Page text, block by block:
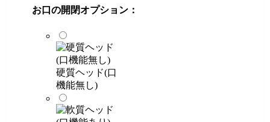
お口の開閉オプション：
硬質ヘッド(口
機能無し)